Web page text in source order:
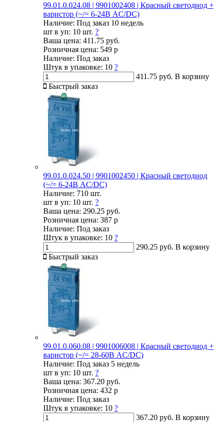
99.01.0.024.08 | 9901002408 | Красный светодиод +
варистор (~/= 6-24В AC/DC)
Наличие: Под заказ 10 недель
шт в уп: 10 шт. ?
Ваша цена: 411.75 руб.
Розничная цена: 549 р
Наличие: Под заказ
Штук в упаковке: 10 ?
411.75 руб. В корзину
Быстрый заказ
99.01.0.024.50 | 9901002450 | Красный светодиод
(~/= 6-24В AC/DC)
Наличие: 710 шт.
шт в уп: 10 шт. ?
Ваша цена: 290.25 руб.
Розничная цена: 387 р
Наличие: Под заказ
Штук в упаковке: 10 ?
290.25 руб. В корзину
Быстрый заказ
99.01.0.060.08 | 9901006008 | Красный светодиод +
варистор (~/= 28-60В AC/DC)
Наличие: Под заказ 5 недель
шт в уп: 10 шт. ?
Ваша цена: 367.20 руб.
Розничная цена: 432 р
Наличие: Под заказ
Штук в упаковке: 10 ?
367.20 руб. В корзину